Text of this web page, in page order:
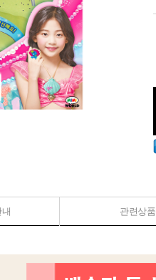
관련상품